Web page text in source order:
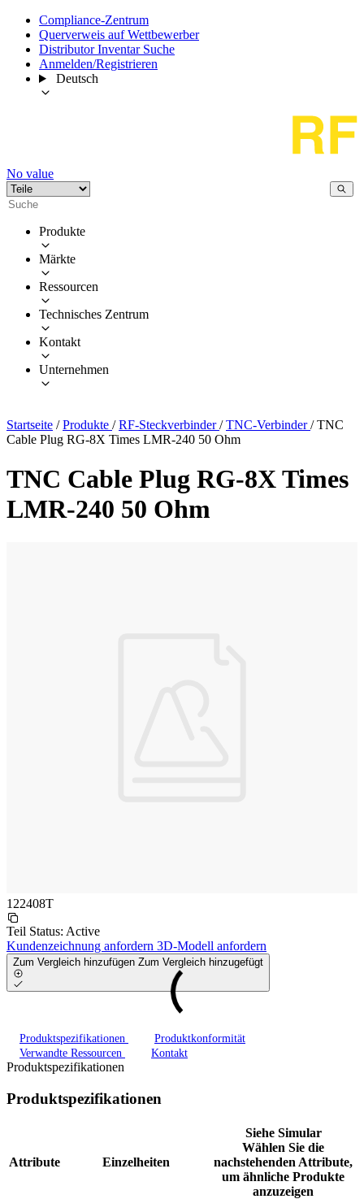
Compliance-Zentrum
Querverweis auf Wettbewerber
Distributor Inventar Suche
Anmelden/Registrieren
Deutsch
No value
Produkte
Märkte
Ressourcen
Technisches Zentrum
Kontakt
Unternehmen
Startseite / Produkte / RF-Steckverbinder/ TNC-Verbinder/ TNC
Cable Plug RG-8X Times LMR-240 50 Ohm
TNC Cable Plug RG-8X Times
LMR-240 50 Ohm
122408T
Teil Status: Active
Kundenzeichnung anfordern 3D-Modell anfordern
Zum Vergleich hinzufügen Zum Vergleich hinzugefügt
Produktspezifikationen
Produktkonformität
Verwandte Ressourcen
Kontakt
Produktspezifikationen
Produktspezifikationen
Attribute Einzelheiten
Siehe Simular
Wählen Sie die
nachstehenden Attribute,
um ähnliche Produkte
anzuzeigen